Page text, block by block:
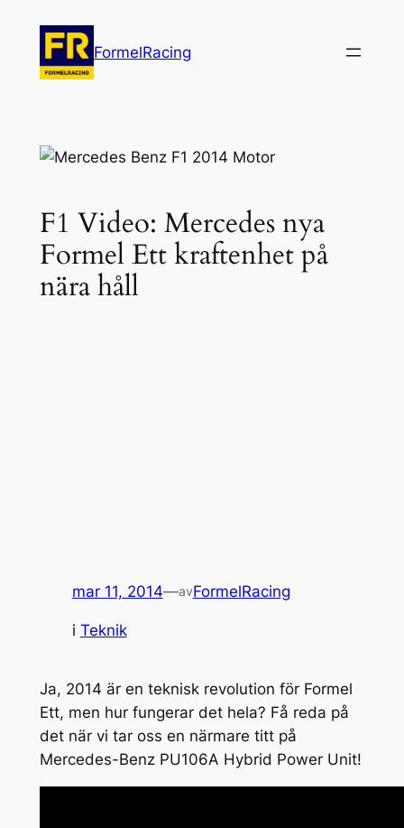
innehåll
FormelRacing
F1 Video: Mercedes nya
Formel Ett kraftenhet på
nära håll
mar 11, 2014—avFormelRacing
i Teknik
Ja, 2014 är en teknisk revolution för Formel
Ett, men hur fungerar det hela? Få reda på
det när vi tar oss en närmare titt på
Mercedes-Benz PU106A Hybrid Power Unit!